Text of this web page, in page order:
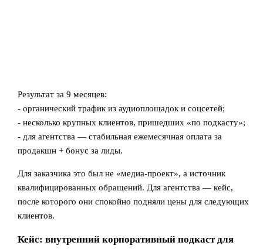
Результат за 9 месяцев:
- органический трафик из аудиоплощадок и соцсетей;
- несколько крупных клиентов, пришедших «по подкасту»;
- для агентства — стабильная ежемесячная оплата за
продакшн + бонус за лиды.
Для заказчика это был не «медиа-проект», а источник
квалифицированных обращений. Для агентства — кейс,
после которого они спокойно подняли цены для следующих
клиентов.
Кейс: внутренний корпоративный подкаст для